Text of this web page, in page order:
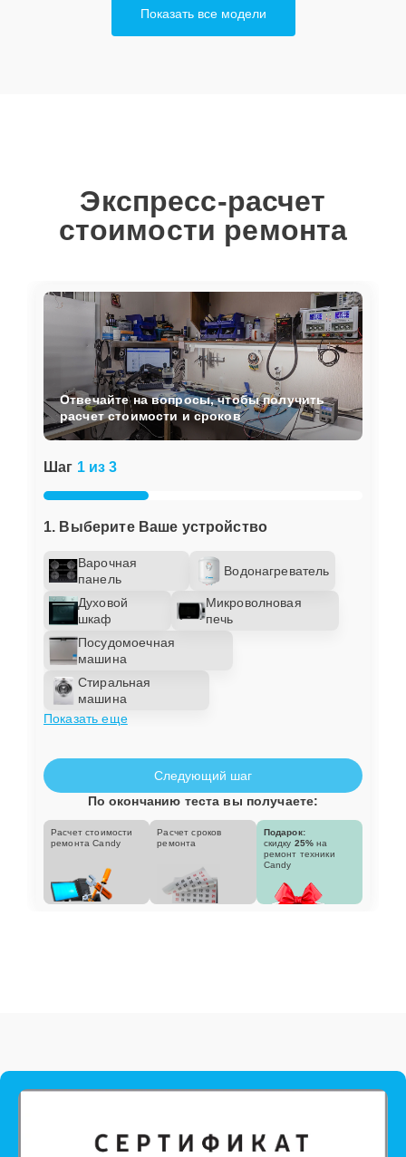
Показать все модели
Экспресс-расчет
стоимости ремонта
Шаг 1 из 3
1. Выберите Ваше устройство
Варочная
панель
Водонагреватель
Духовой
шкаф
Микроволновая
печь
Посудомоечная
машина
Стиральная
машина
Показать еще
Отвечайте на вопросы, чтобы получить
расчет стоимости и сроков
Следующий шаг
По окончанию теста вы получаете:
Расчет стоимости
ремонта Candy
Расчет сроков
ремонта
Подарок:
скидку 25% на
ремонт техники
Candy